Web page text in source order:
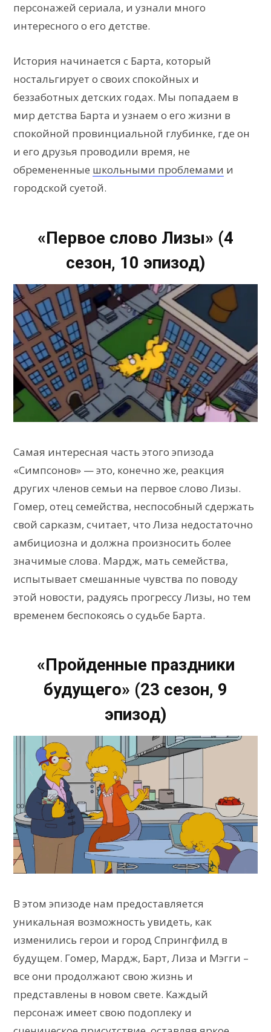
персонажей сериала, и узнали много
интересного о его детстве.
История начинается с Барта, который
ностальгирует о своих спокойных и
беззаботных детских годах. Мы попадаем в
мир детства Барта и узнаем о его жизни в
спокойной провинциальной глубинке, где он
и его друзья проводили время, не
обремененные школьными проблемами и
городской суетой.
«Первое слово Лизы» (4
сезон, 10 эпизод)
Самая интересная часть этого эпизода
«Симпсонов» — это, конечно же, реакция
других членов семьи на первое слово Лизы.
Гомер, отец семейства, неспособный сдержать
свой сарказм, считает, что Лиза недостаточно
амбициозна и должна произносить более
значимые слова. Мардж, мать семейства,
испытывает смешанные чувства по поводу
этой новости, радуясь прогрессу Лизы, но тем
временем беспокоясь о судьбе Барта.
«Пройденные праздники
будущего» (23 сезон, 9
эпизод)
В этом эпизоде нам предоставляется
уникальная возможность увидеть, как
изменились герои и город Спрингфилд в
будущем. Гомер, Мардж, Барт, Лиза и Мэгги –
все они продолжают свою жизнь и
представлены в новом свете. Каждый
персонаж имеет свою подоплеку и